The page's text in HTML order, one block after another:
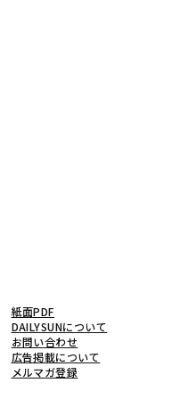
紙面PDF
DAILYSUNについて
お問い合わせ
広告掲載について
メルマガ登録